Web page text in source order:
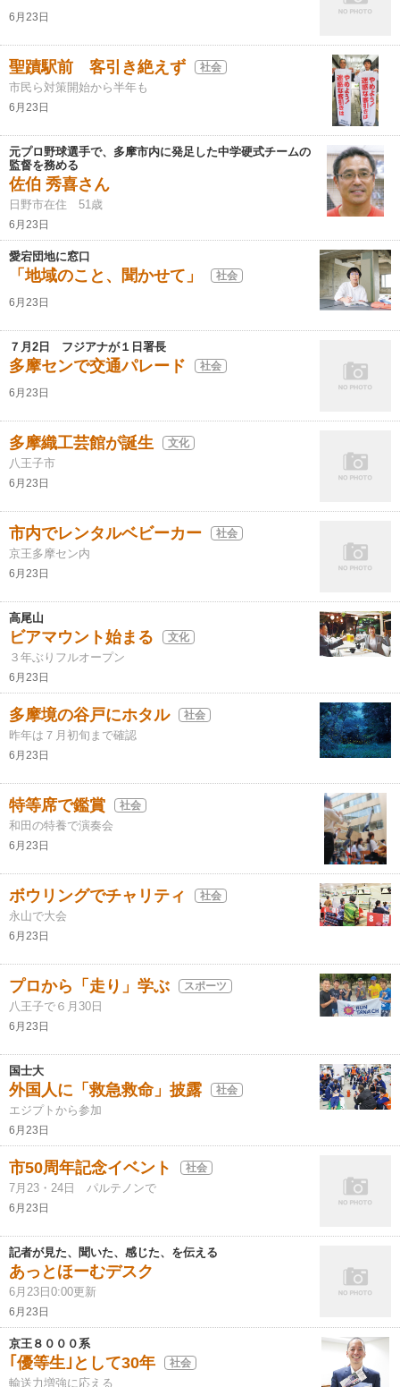
6月23日
聖蹟駅前 客引き絶えず 社会
市民ら対策開始から半年も
6月23日
元プロ野球選手で、多摩市内に発足した中学硬式チームの
監督を務める
佐伯 秀喜さん
日野市在住 51歳
6月23日
愛宕団地に窓口
「地域のこと、聞かせて」 社会
6月23日
７月2日 フジアナが１日署長
多摩センで交通パレード 社会
6月23日
多摩織工芸館が誕生 文化
八王子市
6月23日
市内でレンタルベビーカー 社会
京王多摩セン内
6月23日
高尾山
ビアマウント始まる 文化
３年ぶりフルオープン
6月23日
多摩境の谷戸にホタル 社会
昨年は７月初旬まで確認
6月23日
特等席で鑑賞 社会
和田の特養で演奏会
6月23日
ボウリングでチャリティ 社会
永山で大会
6月23日
プロから「走り」学ぶ スポーツ
八王子で６月30日
6月23日
国士大
外国人に「救急救命」披露 社会
エジプトから参加
6月23日
市50周年記念イベント 社会
7月23・24日 パルテノンで
6月23日
記者が見た、聞いた、感じた、を伝える
あっとほーむデスク
6月23日0:00更新
6月23日
京王８０００系
｢優等生｣として30年 社会
輸送力増強に応える